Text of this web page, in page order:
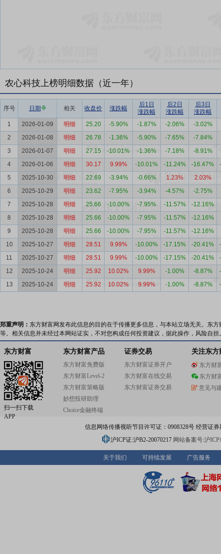
农心科技上榜明细数据（近一年）
序号 日期 相关 收盘价 涨跌幅
后1日
涨跌幅
后2日
涨跌幅
后3日
涨跌幅
1
2026-01-09 明细 25.20 -5.90% -1.87% -2.06%
-3.02%
2
2026-01-08 明细 26.78 -1.36% -5.90% -7.65%
-7.84%
3
2026-01-07 明细 27.15 -10.01% -1.36% -7.18%
-8.91%
4
2026-01-06 明细 30.17 9.99% -10.01% -11.24% -16.47%
5
2025-10-30 明细 22.69 -3.94% -0.66% 1.23%
2.03%
6
2025-10-29 明细 23.62 -7.95% -3.94% -4.57%
-2.75%
7
2025-10-28 明细 25.66 -10.00% -7.95% -11.57%
-12.16%
8
2025-10-28 明细 25.66 -10.00% -7.95% -11.57%
-12.16%
9
2025-10-28 明细 25.66 -10.00% -7.95% -11.57%
-12.16%
10
2025-10-27 明细 28.51 9.99% -10.00% -17.15% -20.41%
11
2025-10-27 明细 28.51 9.99% -10.00% -17.15% -20.41%
12
2025-10-24 明细 25.92 10.02% 9.99% -1.00% -8.87%
13
2025-10-24 明细 25.92 10.02% 9.99% -1.00% -8.87%
郑重声明： 东方财富网发布此信息的目的在于传播更多信息，与本站立场无关。东
等。相关信息并未经过本网站证实，不对您构成任何投资建议，据此操作，风险自担